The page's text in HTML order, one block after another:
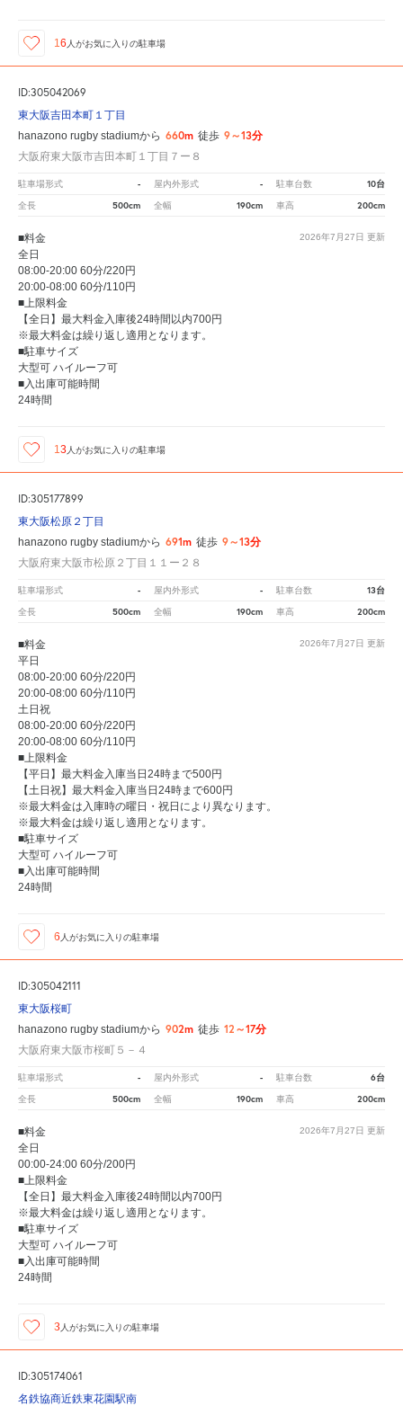
16 人がお気に入りの駐車場
ID:305042069
東大阪吉田本町１丁目
hanazono rugby stadiumから 660m 徒歩 9～13分
大阪府東大阪市吉田本町１丁目７ー８
駐車場形式 - 屋内外形式 - 駐車台数 10台
全長 500cm 全幅 190cm 車高 200cm
2026年7月27日 更新
■料金
全日
08:00-20:00 60分/220円
20:00-08:00 60分/110円
■上限料金
【全日】最大料金入庫後24時間以内700円
※最大料金は繰り返し適用となります。
■駐車サイズ
大型可 ハイルーフ可
■入出庫可能時間
24時間
13 人がお気に入りの駐車場
ID:305177899
東大阪松原２丁目
hanazono rugby stadiumから 691m 徒歩 9～13分
大阪府東大阪市松原２丁目１１ー２８
駐車場形式 - 屋内外形式 - 駐車台数 13台
全長 500cm 全幅 190cm 車高 200cm
2026年7月27日 更新
■料金
平日
08:00-20:00 60分/220円
20:00-08:00 60分/110円
土日祝
08:00-20:00 60分/220円
20:00-08:00 60分/110円
■上限料金
【平日】最大料金入庫当日24時まで500円
【土日祝】最大料金入庫当日24時まで600円
※最大料金は入庫時の曜日・祝日により異なります。
※最大料金は繰り返し適用となります。
■駐車サイズ
大型可 ハイルーフ可
■入出庫可能時間
24時間
6 人がお気に入りの駐車場
ID:305042111
東大阪桜町
hanazono rugby stadiumから 902m 徒歩 12～17分
大阪府東大阪市桜町５－４
駐車場形式 - 屋内外形式 - 駐車台数 6台
全長 500cm 全幅 190cm 車高 200cm
2026年7月27日 更新
■料金
全日
00:00-24:00 60分/200円
■上限料金
【全日】最大料金入庫後24時間以内700円
※最大料金は繰り返し適用となります。
■駐車サイズ
大型可 ハイルーフ可
■入出庫可能時間
24時間
3 人がお気に入りの駐車場
ID:305174061
名鉄協商近鉄東花園駅南